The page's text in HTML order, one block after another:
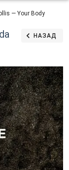
— Your Body
НАЗАД